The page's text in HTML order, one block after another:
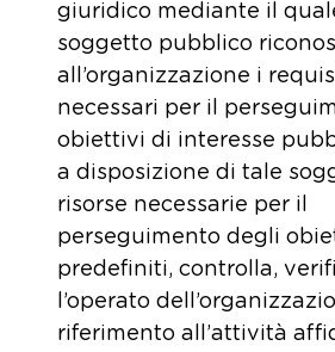
giuridico mediante il
soggetto pubblico
all’organizzazione i
necessari per il
obiettivi di interesse
a disposizione di tale
risorse necessarie per il
perseguimento degli
predefiniti, controlla,
l’operato
riferimento all’attività